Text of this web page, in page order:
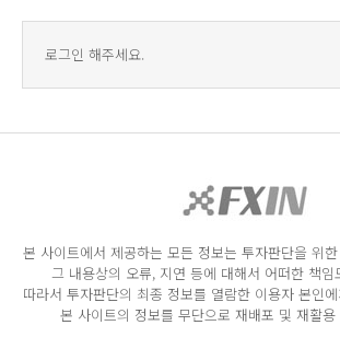
로그인 해주세요.
본 사이트에서 제공하는 모든 정보는 투자판단을 위
그 내용상의 오류, 지연 등에 대해서 어떠한 책임
따라서 투자판단의 최종 정보를 열람한 이용자 본인
본 사이트의 정보를 무단으로 재배포 및 재활